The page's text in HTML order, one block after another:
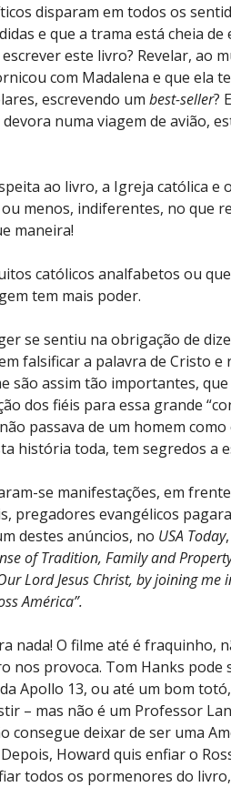
disparam em todos os
e que a trama está cheia
este livro? Revelar, ao
com Madalena e que ela
escrevendo um best-seller?
numa viagem de avião,
ao livro, a Igreja católica e
menos, indiferentes, no que
maneira!
católicos analfabetos ou
tem mais poder.
se sentiu na obrigação de
falsificar a palavra de Cristo e
são assim tão importantes,
dos fiéis para essa grande
passava de um homem
história toda, tem segredos a
se manifestações, em
pregadores evangélicos
destes anúncios, no USA Today
of Tradition, Family and
Lord Jesus Christ, by joining
América”.
nada! O filme até é fraquinho,
nos provoca. Tom Hanks
Apollo 13, ou até um bom
– mas não é um Professor
consegue deixar de ser uma
Howard quis enfiar o
todos os pormenores do